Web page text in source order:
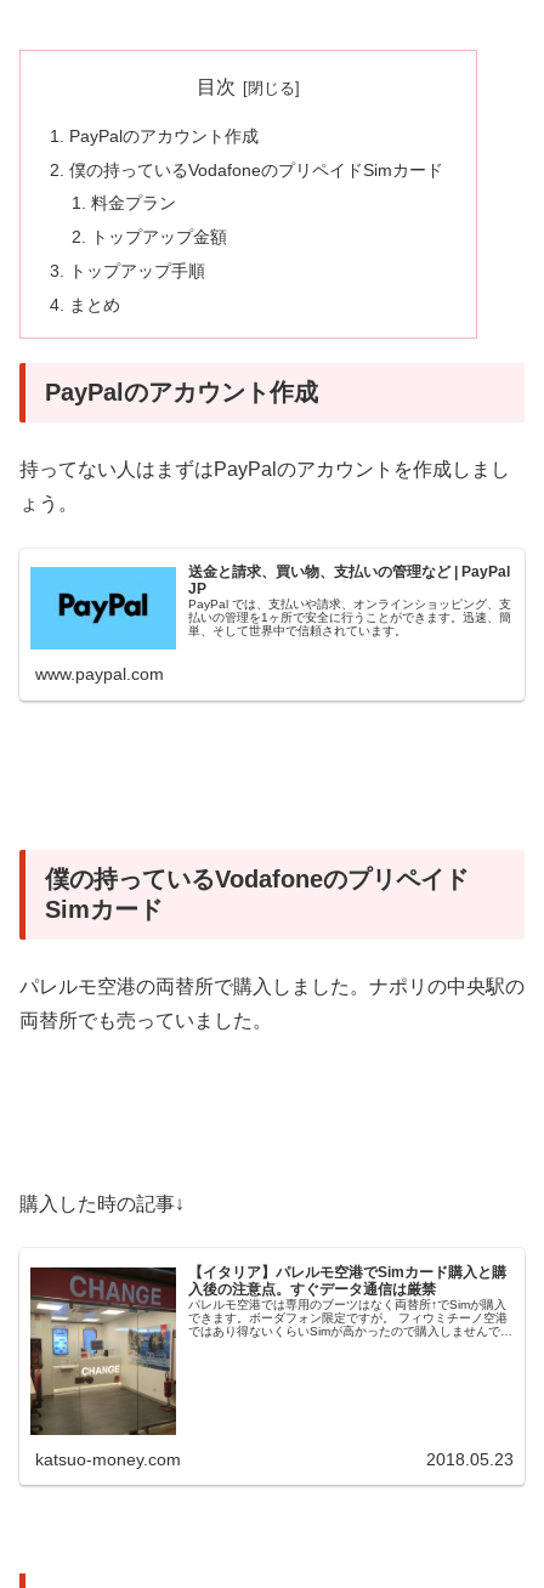
目次
PayPalのアカウント作成
僕の持っているVodafoneのプリペイドSimカード
料金プラン
トップアップ金額
トップアップ手順
まとめ
PayPalのアカウント作成
持ってない人はまずはPayPalのアカウントを作成しまし
ょう。
送金と請求、買い物、支払いの管理など | PayPal
JP
PayPal では、支払いや請求、オンラインショッピング、支
払いの管理を1ヶ所で安全に行うことができます。迅速、簡
単、そして世界中で信頼されています。
www.paypal.com
僕の持っているVodafoneのプリペイド
Simカード
パレルモ空港の両替所で購入しました。ナポリの中央駅の
両替所でも売っていました。
購入した時の記事↓
【イタリア】パレルモ空港でSimカード購入と購
入後の注意点。すぐデータ通信は厳禁
パレルモ空港では専用のブーツはなく両替所↑でSimが購入
できます。ボーダフォン限定ですが。 フィウミチーノ空港
ではあり得ないくらいSimが高かったので購入しませんでし
katsuo-money.com 2018.05.23